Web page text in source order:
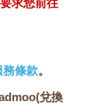
求您前往
務條款。
兌換